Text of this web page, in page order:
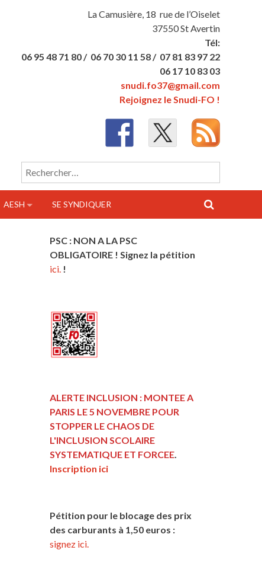
La Camusière, 18 rue de l’Oiselet
37550 St Avertin
Tél:
06 95 48 71 80 / 06 70 30 11 58 / 07 81 83 97 22
06 17 10 83 03
snudi.fo37@gmail.com
Rejoignez le Snudi-FO !
Rechercher :
AESH SE SYNDIQUER
PSC : NON A LA PSC
OBLIGATOIRE ! Signez la pétition
ici. !
ALERTE INCLUSION : MONTEE A
PARIS LE 5 NOVEMBRE POUR
STOPPER LE CHAOS DE
L'INCLUSION SCOLAIRE
SYSTEMATIQUE ET FORCEE.
Inscription ici
Pétition pour le blocage des prix
des carburants à 1,50 euros :
signez ici.